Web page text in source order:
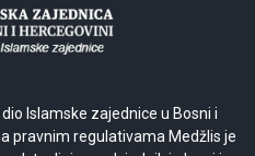
Islamske zajednice u Bosni i
pravnim regulativama Medžlis je